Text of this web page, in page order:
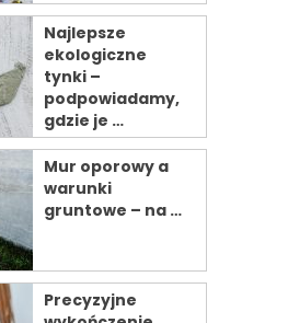
Najlepsze
ekologiczne
tynki –
podpowiadamy,
gdzie je …
Mur oporowy a
warunki
gruntowe – na …
Precyzyjne